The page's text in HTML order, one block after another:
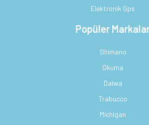
Elektronik Gps
Popüler
Shimano
Okuma
Daiwa
Trabucco
Michigan